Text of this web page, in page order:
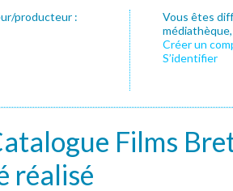
producteur :
Vous êtes
Créer un
S’identifier
Films
réalisé